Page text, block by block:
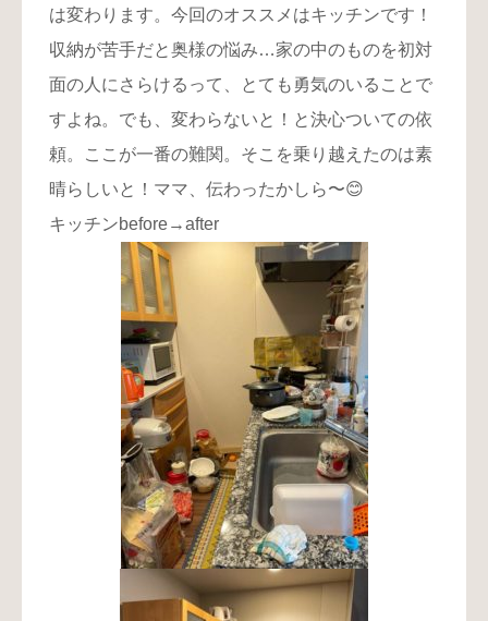
は変わります。今回のオススメはキッチンです！
収納が苦手だと奥様の悩み…家の中のものを初対
面の人にさらけるって、とても勇気のいることで
すよね。でも、変わらないと！と決心ついての依
頼。ここが一番の難関。そこを乗り越えたのは素
晴らしいと！ママ、伝わったかしら〜😊
キッチンbefore→after